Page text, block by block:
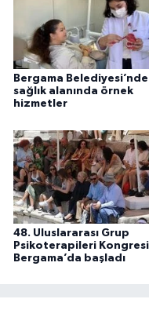
Bergama
sağlık alanında örnek
hizmetler
48. Uluslararası Grup
Psikoterapileri Kongresi
Bergama’da başladı